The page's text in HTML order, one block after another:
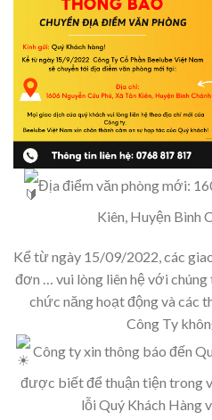
Địa điểm văn phòng mới:
Kiên, Huyện Bình
Kể từ ngày 15/09/2022, các
đơn … vui lòng liên hệ với
chức năng hoạt động và các
Công Ty
Công ty xin thông báo đến
được biết để thuận tiện trong
lỗi Quý Khách Hàng